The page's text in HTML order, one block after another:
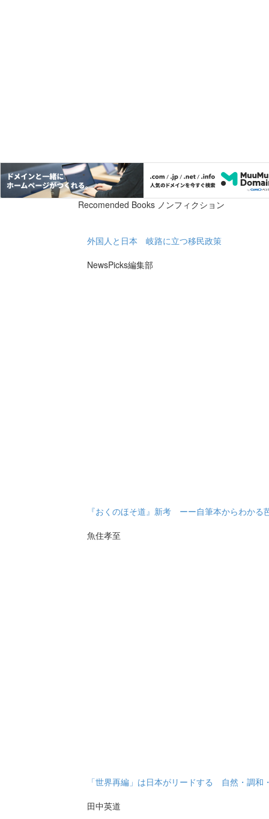
Recomended Books ノンフィクション
外国人と日本 岐路に立つ移民政策
NewsPicks編集部
『おくのほそ道』新考 ーー自筆本からわかる
魚住孝至
「世界再編」は日本がリードする 自然・調和
田中英道